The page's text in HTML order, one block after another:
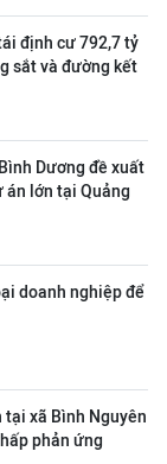
định cư 792,7 tỷ
sắt và đường kết
Dương đề xuất
án lớn tại Quảng
doanh nghiệp để
xã Bình Nguyên
phản ứng